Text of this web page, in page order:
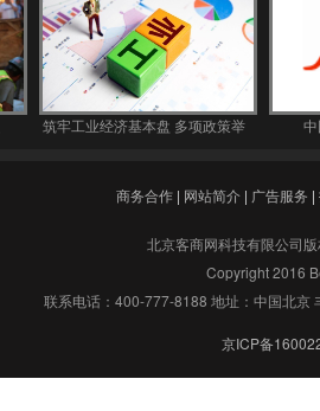
筑牢工业经济基本盘 多项政策举
商务合作 | 网站简介 | 广告服务 |
北京客商网科技有限公司
Copyright 2016
联系电话：400-777-8188 地址：中国北京
京ICP备